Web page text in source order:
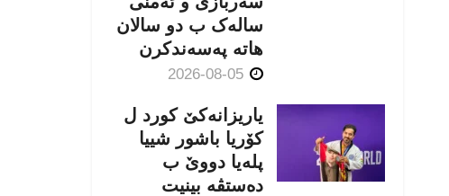
سالەک ب دو سالان
هاتە پەسەندكرن
یاریزانەكێ کورد ل
کۆریا باشور شییا
پلەیا دووێ ب
دەستڤە بینیت